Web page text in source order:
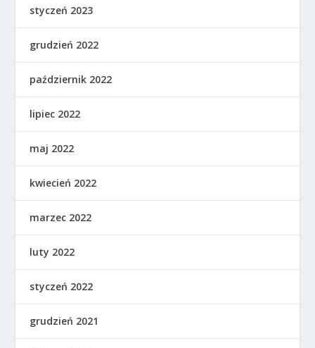
styczeń 2023
grudzień 2022
październik 2022
lipiec 2022
maj 2022
kwiecień 2022
marzec 2022
luty 2022
styczeń 2022
grudzień 2021